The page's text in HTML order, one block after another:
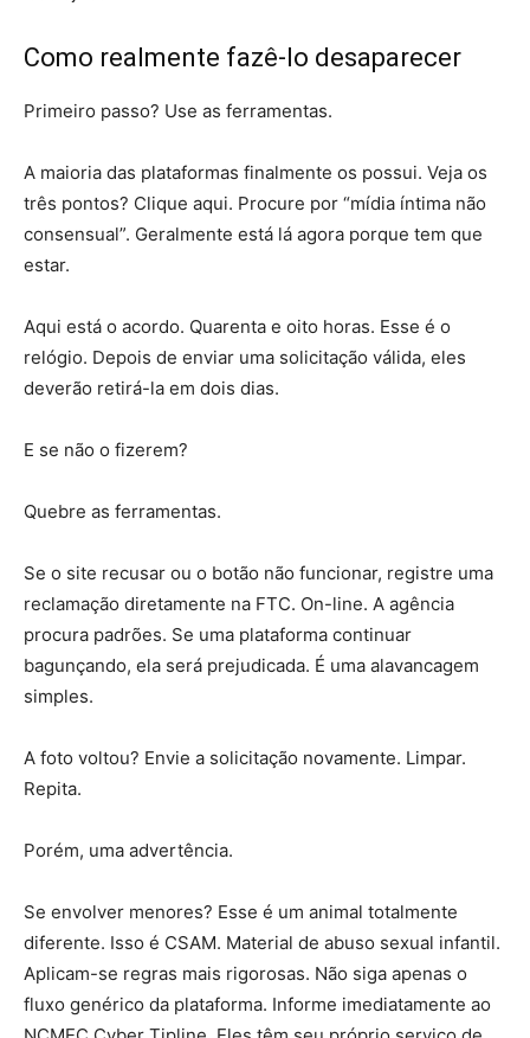
Como realmente fazê-lo desaparecer
Primeiro passo? Use as ferramentas.
A maioria das plataformas finalmente os possui. Veja os
três pontos? Clique aqui. Procure por “mídia íntima não
consensual”. Geralmente está lá agora porque tem que
estar.
Aqui está o acordo. Quarenta e oito horas. Esse é o
relógio. Depois de enviar uma solicitação válida, eles
deverão retirá-la em dois dias.
E se não o fizerem?
Quebre as ferramentas.
Se o site recusar ou o botão não funcionar, registre uma
reclamação diretamente na FTC. On-line. A agência
procura padrões. Se uma plataforma continuar
bagunçando, ela será prejudicada. É uma alavancagem
simples.
A foto voltou? Envie a solicitação novamente. Limpar.
Repita.
Porém, uma advertência.
Se envolver menores? Esse é um animal totalmente
diferente. Isso é CSAM. Material de abuso sexual infantil.
Aplicam-se regras mais rigorosas. Não siga apenas o
fluxo genérico da plataforma. Informe imediatamente ao